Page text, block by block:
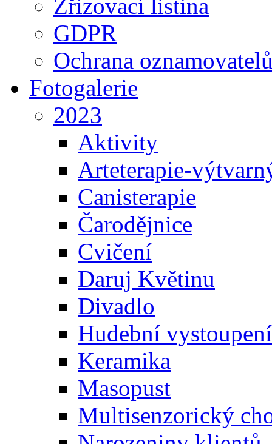
Zřizovací listina
GDPR
Ochrana
Fotogalerie
2023
Aktivity
Arteterapie-
Canisterapie
Čarodějnice
Cvičení
Daruj Květinu
Divadlo
Hudební vystoupení
Keramika
Masopust
Multisenzorický